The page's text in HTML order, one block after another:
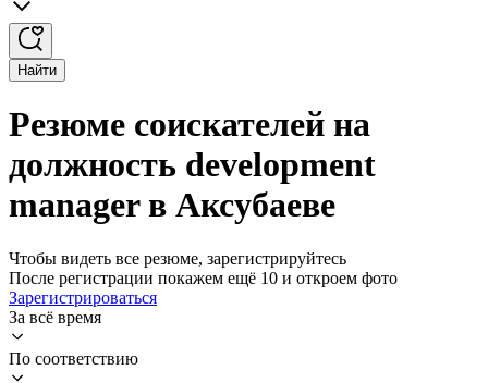
Найти
Резюме соискателей на
должность development
manager в Аксубаеве
Чтобы видеть все резюме, зарегистрируйтесь
После регистрации покажем ещё 10 и откроем фото
Зарегистрироваться
За всё время
По соответствию